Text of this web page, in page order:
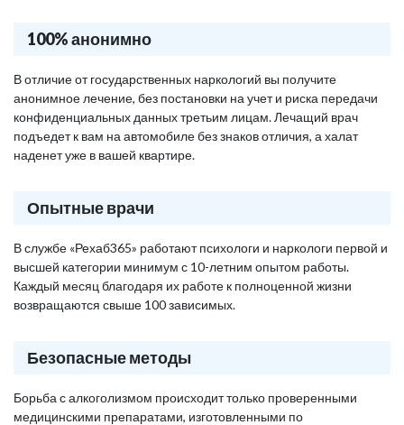
100% анонимно
В отличие от государственных наркологий вы получите
анонимное лечение, без постановки на учет и риска передачи
конфиденциальных данных третьим лицам. Лечащий врач
подъедет к вам на автомобиле без знаков отличия, а халат
наденет уже в вашей квартире.
Опытные врачи
В службе «Рехаб365» работают психологи и наркологи первой и
высшей категории минимум с 10-летним опытом работы.
Каждый месяц благодаря их работе к полноценной жизни
возвращаются свыше 100 зависимых.
Безопасные методы
Борьба с алкоголизмом происходит только проверенными
медицинскими препаратами, изготовленными по